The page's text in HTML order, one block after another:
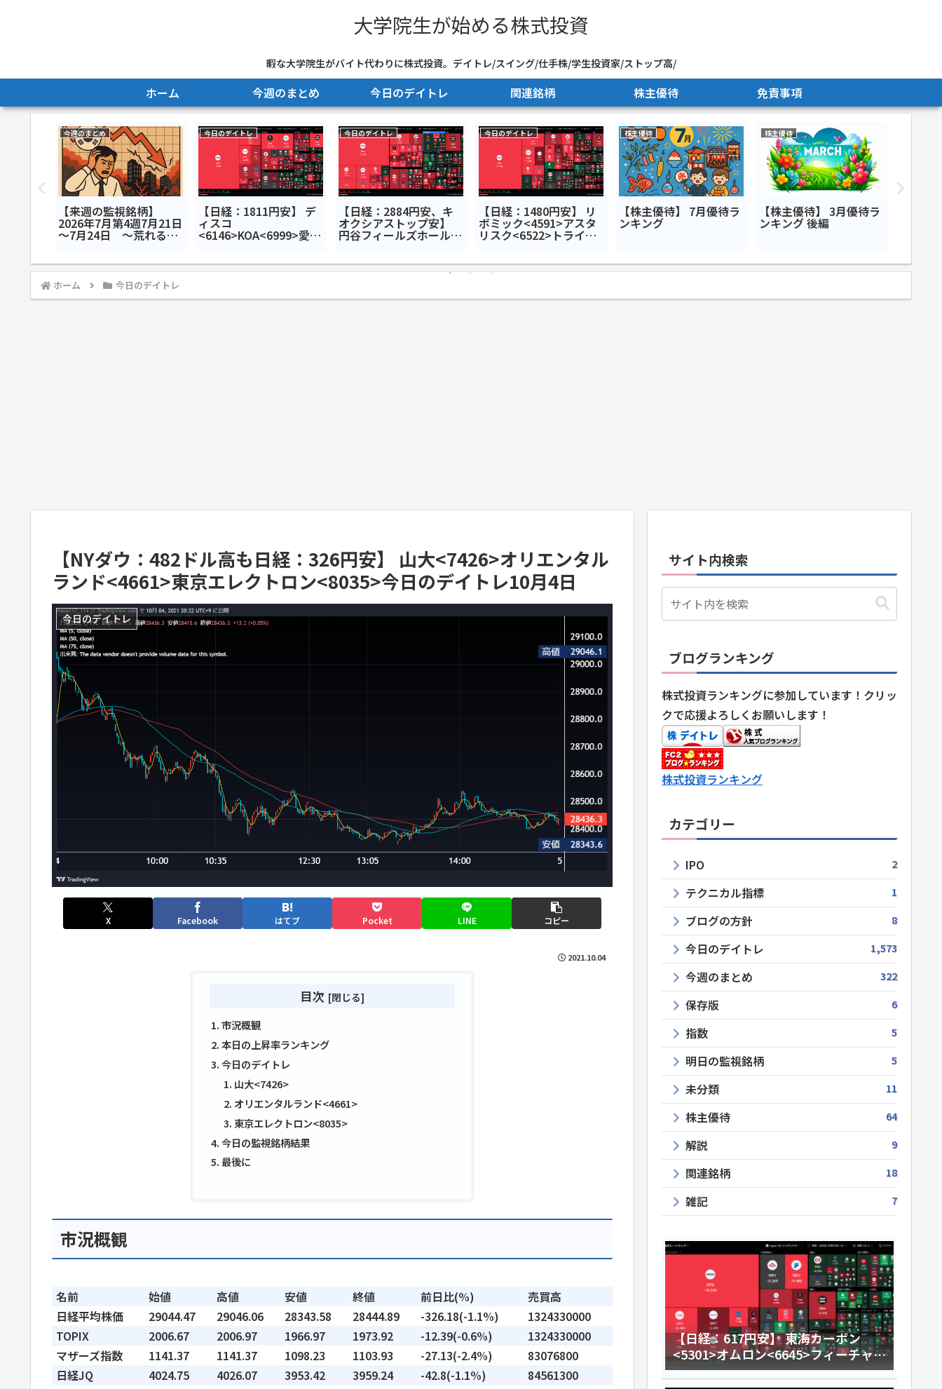
大学院生が始める株式投資
暇な大学院生がバイト代わりに株式投資。デイトレ/スイング/仕手株/学生投資家/ストップ高/
ホーム 今週のまとめ 今日のデイトレ 関連銘柄 株主優待 免責事項
今週のまとめ
【来週の監視銘柄】
2026年7月第4週7月21日
～7月24日 ～荒れる韓
今日のデイトレ
【日経：1811円安】 デ
ィスコ
<6146>KOA<6999>愛媛
銀行<8541>今日のデイ
今日のデイトレ
【日経：2884円安、キ
オクシアストップ安】
円谷フィールズホールデ
ィングス<2767>キオク
<285A>SBIグローバル
今日のデイトレ
【日経：1480円安】 リ
ボミック<4591>アスタ
リスク<6522>トライア
ルホールディングス
月7日
株主優待
【株主優待】 7月優待ラ
ンキング
株主優待
【株主優待】 3月優待ラ
ンキング 後編
ホーム 今日のデイトレ
【NYダウ：482ドル高も日経：326円安】 山大<7426>オリエンタル
ランド<4661>東京エレクトロン<8035>今日のデイトレ10月4日
今日のデイトレ
X Facebook はてブ Pocket LINE コピー
2021.10.04
目次
市況概観
本日の上昇率ランキング
今日のデイトレ
山大<7426>
オリエンタルランド<4661>
東京エレクトロン<8035>
今日の監視銘柄結果
最後に
市況概観
名前 始値 高値 安値 終値 前日比(%)
売買高
日経平均株価
29044.47 29046.06 28343.58 28444.89 -326.18(-1.1%)
1324330000
TOPIX
2006.67 2006.97 1966.97 1973.92 -12.39(-0.6%)
1324330000
マザーズ指数
1141.37 1141.37 1098.23 1103.93 -27.13(-2.4%)
83076800
日経JQ
4024.75 4026.07 3953.42 3959.24 -42.8(-1.1%) 84561300
サイト内検索
ブログランキング
株式投資ランキングに参加しています！クリッ
クで応援よろしくお願いします！
株式投資ランキング
カテゴリー
IPO 2
テクニカル指標 1
ブログの方針 8
今日のデイトレ 1,573
今週のまとめ 322
保存版 6
指数 5
明日の監視銘柄 5
未分類 11
株主優待 64
解説 9
関連銘柄 18
雑記 7
【日経：617円安】 東海カーボン
<5301>オムロン<6645>フィーチャ
<4052>今日のデイトレ8月6日